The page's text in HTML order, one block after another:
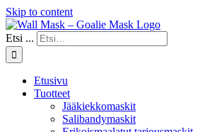
Skip to content
Etsi ...
Etusivu
Tuotteet
Jääkiekkomaskit
Salibandymaskit